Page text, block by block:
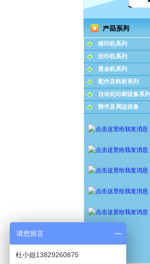
移印机系列
丝印机系列
烫金机系列
配件及耗材系列
自动化印刷设备系列
附件及周边设备
请您留言
杜小姐13829260875